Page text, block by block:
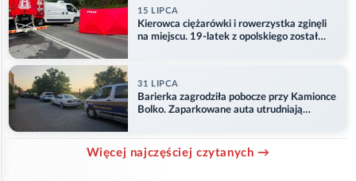
15 LIPCA
Kierowca ciężarówki i rowerzystka zginęli
na miejscu. 19-latek z opolskiego został
31 LIPCA
Barierka zagrodziła pobocze przy Kamionce
Bolko. Zaparkowane auta utrudniają
Więcej najczęściej czytanych →